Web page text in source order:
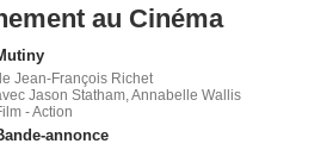
au Cinéma
Jean-François Richet
Jason Statham, Annabelle Wallis
- Action
annonce